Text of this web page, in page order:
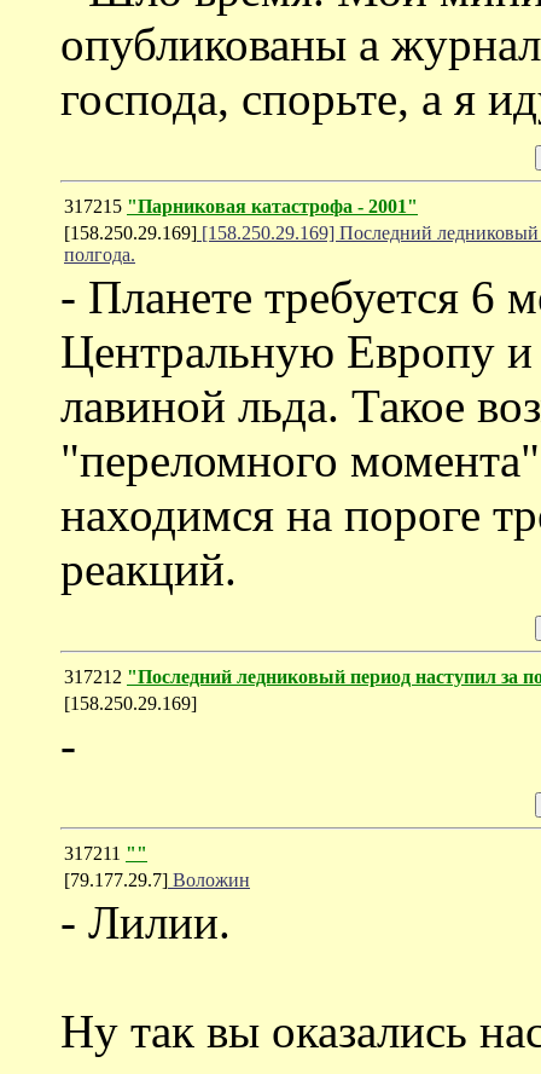
опубликованы а
господа, спорьте, а я
317215 "Парниковая катастрофа - 2001"
[158.250.29.169] [158.250.29.169] Последний ледниковый
полгода.
- Планете требуется 6
Центральную Европу
лавиной льда. Такое
"переломного
находимся на пороге
реакций.
317212 "Последний ледниковый период наступил за
[158.250.29.169]
-
317211 ""
[79.177.29.7] Воложин
- Лилии.
Ну так вы оказались